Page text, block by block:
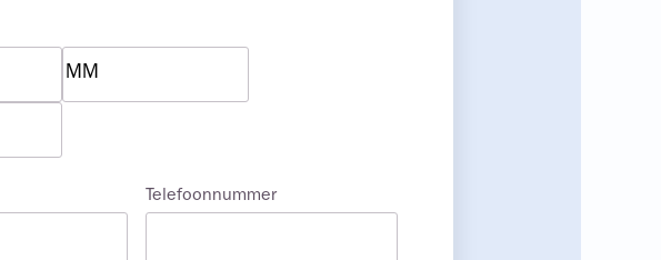
Telefoonnummer